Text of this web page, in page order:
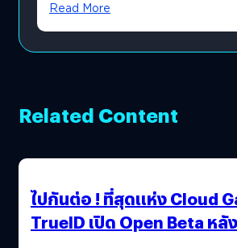
Read More
Related Content
ไปกันต่อ ! ที่สุดแห่ง Cloud
TrueID เปิด Open Beta หลั